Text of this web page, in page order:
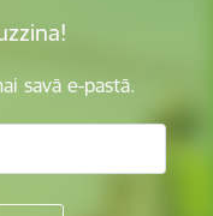
savā e-pastā.